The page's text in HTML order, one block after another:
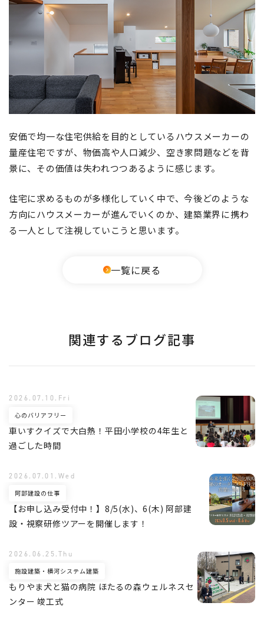
安価で均一な住宅供給を目的としているハウスメーカーの
量産住宅ですが、物価高や人口減少、空き家問題などを背
景に、その価値は失われつつあるように感じます。
住宅に求めるものが多様化していく中で、今後どのような
方向にハウスメーカーが進んでいくのか、建築業界に携わ
る一人として注視していこうと思います。
一覧に戻る
関連するブログ記事
車いすクイズで大白熱！平田小学校の4年生と
過ごした時間
心のバリアフリー
2026.07.10.Fri
【お申し込み受付中！】8/5(水)、6(木) 阿部建
設・視察研修ツアーを開催します！
阿部建設の仕事
2026.07.01.Wed
もりやま犬と猫の病院 ほたるの森ウェルネスセ
ンター 竣工式
施設建築・横河システム建築
2026.06.25.Thu